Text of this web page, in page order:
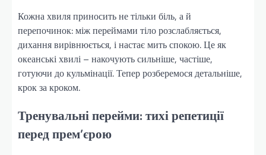
Кожна хвиля приносить не тільки біль, а й
перепочинок: між переймами тіло розслабляється,
дихання вирівнюється, і настає мить спокою. Це як
океанські хвилі – накочують сильніше, частіше,
готуючи до кульмінації. Тепер розберемося детальніше,
крок за кроком.
Тренувальні перейми: тихі репетиції
перед прем’єрою